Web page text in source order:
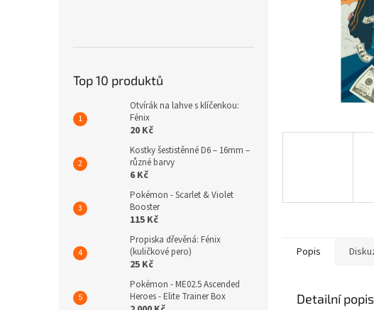
Top 10 produktů
Otvírák na lahve s klíčenkou:
Fénix
20 Kč
Kostky šestistěnné D6 – 16mm –
různé barvy
6 Kč
Pokémon - Scarlet & Violet
Booster
115 Kč
Propiska dřevěná: Fénix
(kuličkové pero)
25 Kč
Pokémon - ME02.5 Ascended
Heroes - Elite Trainer Box
Popis
Detailní